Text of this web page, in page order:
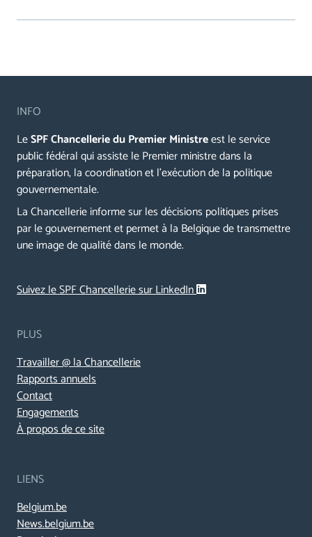
INFO
LeSPF Chancellerie du Premier Ministreest le service
public fédéral qui assiste le Premier ministre dans la
préparation, la coordination et l’exécution de la politique
gouvernementale.
La Chancellerie informe sur les décisions politiques prises
par le gouvernement et permet à la Belgique de transmettre
une image de qualité dans le monde.
Suivez le SPF Chancellerie sur LinkedIn
PLUS
Travailler @ la Chancellerie
Rapports annuels
Contact
Engagements
À propos de ce site
LIENS
Belgium.be
News.belgium.be